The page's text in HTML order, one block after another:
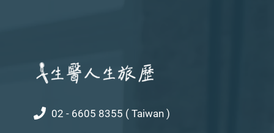
02 - 6605 8355 ( Taiwan )